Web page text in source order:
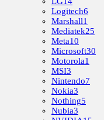
Logitech6
Marshall1
Mediatek25
Meta10
Microsoft30
Motorola1
MSI3
Nintendo7
Nokia3
Nothing5
Nubia3